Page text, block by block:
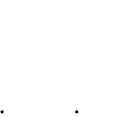
時まで｜